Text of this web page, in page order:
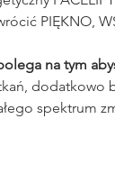
PIĘKNO,
na tym
dodatkowo
spektrum